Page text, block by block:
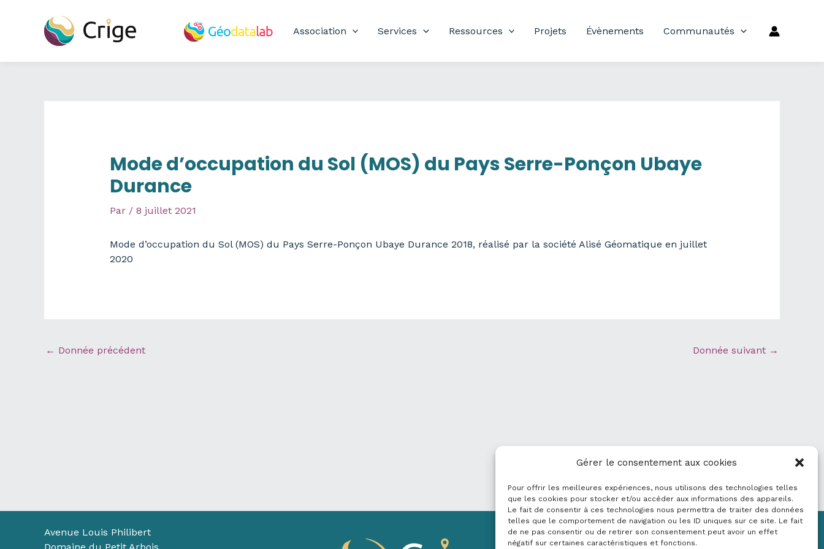
Gérer le consentement aux cookies
Pour offrir les meilleures expériences, nous utilisons des technologies telles
que les cookies pour stocker et/ou accéder aux informations des appareils.
Le fait de consentir à ces technologies nous permettra de traiter des données
telles que le comportement de navigation ou les ID uniques sur ce site. Le fait
de ne pas consentir ou de retirer son consentement peut avoir un effet
négatif sur certaines caractéristiques et fonctions.
Association Services Ressources Projets Évènements Communautés
Mode d’occupation du Sol (MOS) du Pays Serre-Ponçon Ubaye
Durance
Par / 8 juillet 2021
Mode d’occupation du Sol (MOS) du Pays Serre-Ponçon Ubaye Durance 2018, réalisé par la société Alisé Géomatique en juillet
2020
← Donnée précédent Donnée suivant →
Avenue Louis Philibert
Mentions légales